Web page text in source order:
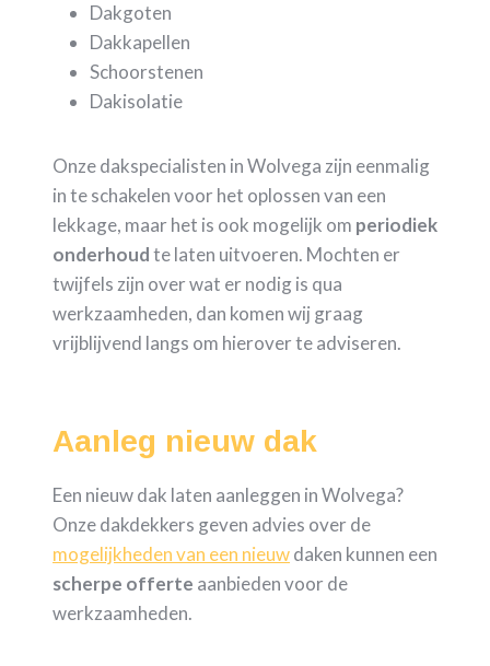
Dakgoten
Dakkapellen
Schoorstenen
Dakisolatie
Onze dakspecialisten in Wolvega zijn eenmalig
in te schakelen voor het oplossen van een
lekkage, maar het is ook mogelijk om periodiek
onderhoudte laten uitvoeren. Mochten er
twijfels zijn over wat er nodig is qua
werkzaamheden, dan komen wij graag
vrijblijvend langs om hierover te adviseren.
Aanleg nieuw dak
Een nieuw dak laten aanleggen in Wolvega?
Onze dakdekkers geven advies over de
mogelijkheden van een nieuwdaken kunnen een
scherpe offerte aanbieden voor de
werkzaamheden.